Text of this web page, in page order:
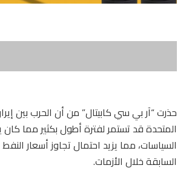
حذرت “آر بي سي كابيتال” من أن الحرب بين
المتحدة قد تستمر لفترة أطول بكثير مما
السياسات، مما يزيد احتمال تجاوز أسعار
السابقة خلال الأزمات.